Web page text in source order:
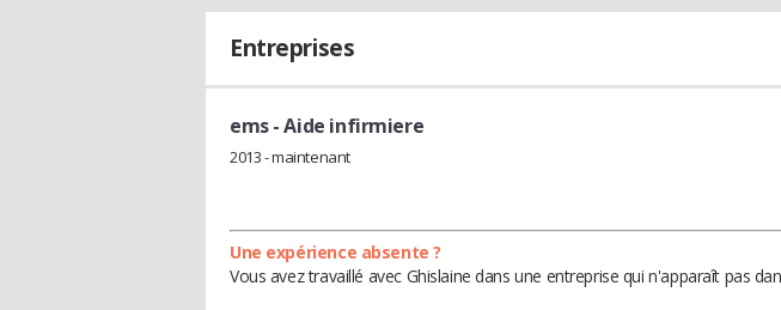
Entreprises
ems- Aide infirmiere
2013 - maintenant
Une expérience absente ?
Vous avez travaillé avec Ghislaine dans une entreprise qui n'apparaît pas